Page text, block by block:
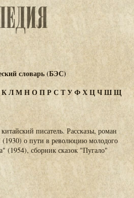
словарь (БЭС)
КЛМНОПРСТУФХЦЧШЩ
писатель. Рассказы, роман
о пути в революцию молодого
(1954), сборник сказок "Пугало"